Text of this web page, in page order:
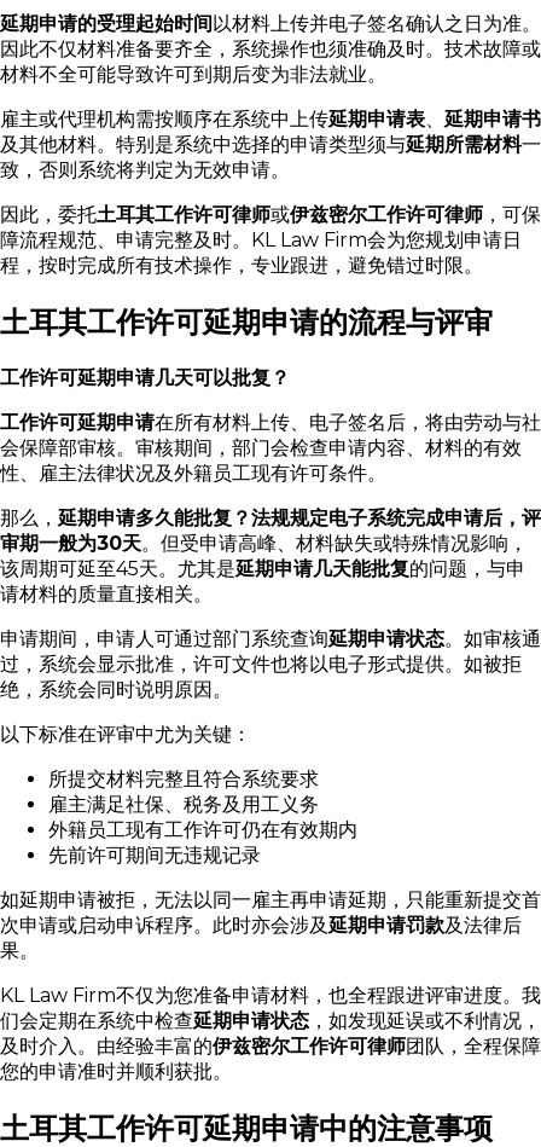
延期申请的受理起始时间以材料上传并电子签名确认之日为准。
因此不仅材料准备要齐全，系统操作也须准确及时。技术故障或
材料不全可能导致许可到期后变为非法就业。
雇主或代理机构需按顺序在系统中上传延期申请表、 延期申请书
及其他材料。特别是系统中选择的申请类型须与延期所需材料一
致，否则系统将判定为无效申请。
因此，委托土耳其工作许可律师或伊兹密尔工作许可律师 ，可保
障流程规范、申请完整及时。KL Law Firm会为您规划申请日
程，按时完成所有技术操作，专业跟进，避免错过时限。
土耳其工作许可延期申请的流程与评审
工作许可延期申请几天可以批复？
工作许可延期申请在所有材料上传、电子签名后，将由劳动与社
会保障部审核。审核期间，部门会检查申请内容、材料的有效
性、雇主法律状况及外籍员工现有许可条件。
那么， 延期申请多久能批复？法规规定电子系统完成申请后，评
审期一般为30天。但受申请高峰、材料缺失或特殊情况影响，
该周期可延至45天。尤其是延期申请几天能批复的问题，与申
请材料的质量直接相关。
申请期间，申请人可通过部门系统查询延期申请状态。如审核通
过，系统会显示批准，许可文件也将以电子形式提供。如被拒
绝，系统会同时说明原因。
以下标准在评审中尤为关键：
所提交材料完整且符合系统要求
雇主满足社保、税务及用工义务
外籍员工现有工作许可仍在有效期内
先前许可期间无违规记录
如延期申请被拒，无法以同一雇主再申请延期，只能重新提交首
次申请或启动申诉程序。此时亦会涉及延期申请罚款及法律后
果。
KL Law Firm不仅为您准备申请材料，也全程跟进评审进度。我
们会定期在系统中检查延期申请状态 ，如发现延误或不利情况，
及时介入。由经验丰富的伊兹密尔工作许可律师团队，全程保障
您的申请准时并顺利获批。
土耳其工作许可延期申请中的注意事项